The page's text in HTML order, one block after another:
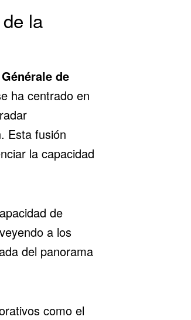
la
de
ha centrado en
Esta fusión
la capacidad
de
a los
del panorama
como el